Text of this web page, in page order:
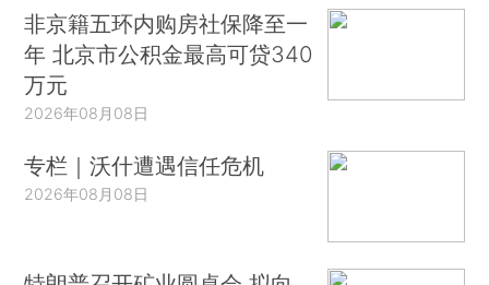
非京籍五环内购房社保降至一
年 北京市公积金最高可贷340
万元
2026年08月08日
专栏｜沃什遭遇信任危机
2026年08月08日